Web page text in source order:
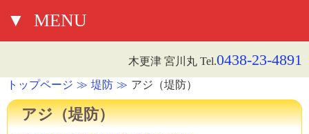
▼ MENU
木更津 宮川丸 Tel.0438-23-4891
トップページ 堤防 アジ（堤防）
アジ（堤防）